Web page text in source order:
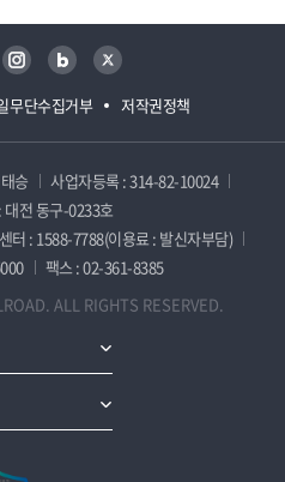
무단수집거부 저작권정책
인스타그램 블로그 트위터
승
사업자등록 : 314-82-10024
전 동구-0233호
터 : 1588-7788(이용료 : 발신자부담)
팩스 : 02-361-8385
ALL RIGHTS RESERVED.